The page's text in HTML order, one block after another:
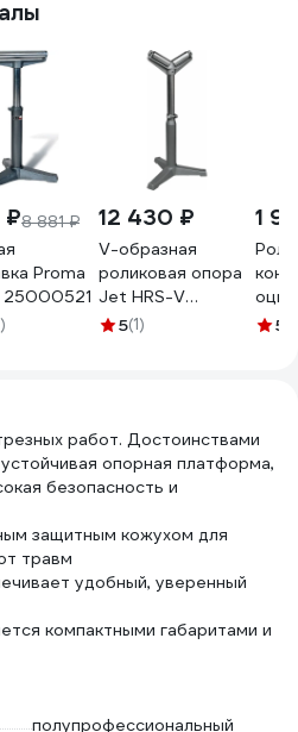
₽8 881 ₽
Proma
25000521
12 430 ₽
V-образная
роликовая опора
Jet HRS-V
52000100
5(1)
1
5
работ. Достоинствами
опорная платформа,
безопасность и
защитным кожухом для
травм
удобный, уверенный
компактными габаритами и
полупрофессиональный